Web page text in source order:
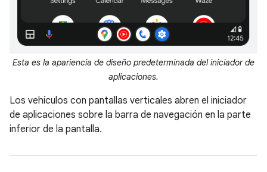
Esta es la apariencia de diseño predeterminada del iniciador de
aplicaciones.
Los vehículos con pantallas verticales abren el iniciador
de aplicaciones sobre la barra de navegación en la parte
inferior de la pantalla.